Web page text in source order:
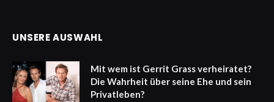
UNSERE AUSWAHL
Mit wem ist Gerrit Grass verheiratet?
Die Wahrheit über seine Ehe und sein
Privatleben?